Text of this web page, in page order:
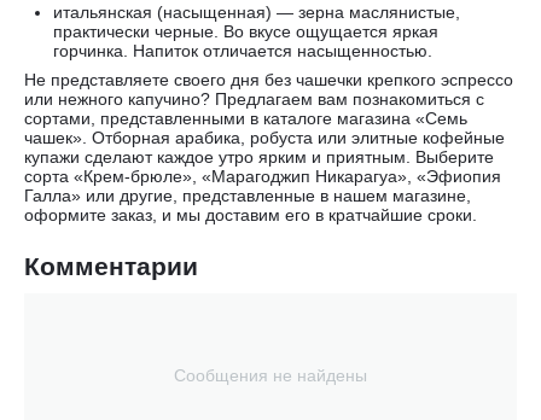
итальянская (насыщенная) — зерна маслянистые,
практически черные. Во вкусе ощущается яркая
горчинка. Напиток отличается насыщенностью.
Не представляете своего дня без чашечки крепкого эспрессо
или нежного капучино? Предлагаем вам познакомиться с
сортами, представленными в каталоге магазина «Семь
чашек». Отборная арабика, робуста или элитные кофейные
купажи сделают каждое утро ярким и приятным. Выберите
сорта «Крем-брюле», «Марагоджип Никарагуа», «Эфиопия
Галла» или другие, представленные в нашем магазине,
оформите заказ, и мы доставим его в кратчайшие сроки.
Комментарии
Сообщения не найдены